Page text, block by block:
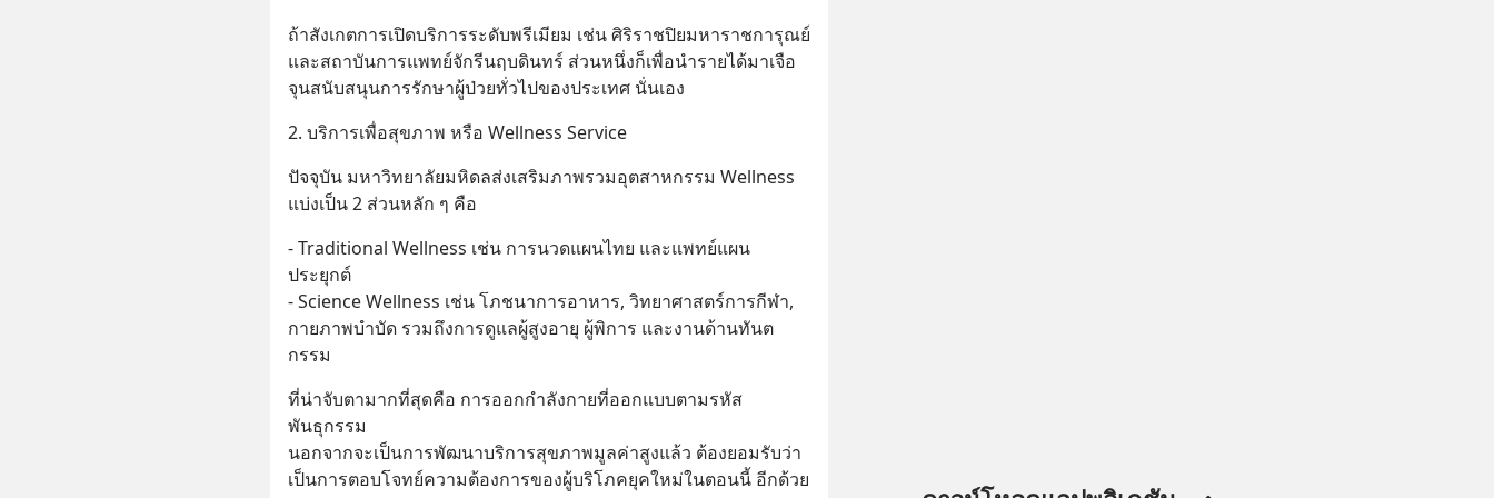
ถ้าสังเกตการเปิดบริการระดับพรีเมียม เช่น ศิริราชปิยมหาราชการุณย์
และสถาบันการแพทย์จักรีนฤบดินทร์ ส่วนหนึ่งก็เพื่อนำรายได้มาเจือ
จุนสนับสนุนการรักษาผู้ป่วยทั่วไปของประเทศ นั่นเอง
2. บริการเพื่อสุขภาพ หรือ Wellness Service
ปัจจุบัน มหาวิทยาลัยมหิดลส่งเสริมภาพรวมอุตสาหกรรม Wellness
แบ่งเป็น 2 ส่วนหลัก ๆ คือ
- Traditional Wellness เช่น การนวดแผนไทย และแพทย์แผน
ประยุกต์
- Science Wellness เช่น โภชนาการอาหาร, วิทยาศาสตร์การกีฬา,
กายภาพบำบัด รวมถึงการดูแลผู้สูงอายุ ผู้พิการ และงานด้านทันต
กรรม
ที่น่าจับตามากที่สุดคือ การออกกำลังกายที่ออกแบบตามรหัส
พันธุกรรม
นอกจากจะเป็นการพัฒนาบริการสุขภาพมูลค่าสูงแล้ว ต้องยอมรับว่า
เป็นการตอบโจทย์ความต้องการของผู้บริโภคยุคใหม่ในตอนนี้ อีกด้วย